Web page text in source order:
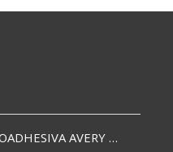
cantidad
ETIQUETA AUTOADHESIVA AVERY 3026 30H 20 X 70